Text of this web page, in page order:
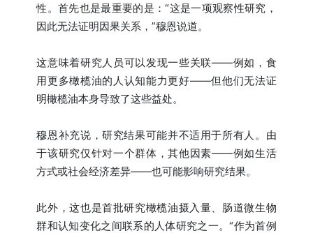
性。首先也是最重要的是：“这是一项观察性研究，
因此无法证明因果关系，”穆恩说道。
这意味着研究人员可以发现一些关联——例如，食
用更多橄榄油的人认知能力更好——但他们无法证
明橄榄油本身导致了这些益处。
穆恩补充说，研究结果可能并不适用于所有人。由
于该研究仅针对一个群体，其他因素——例如生活
方式或社会经济差异——也可能影响研究结果。
此外，这也是首批研究橄榄油摄入量、肠道微生物
群和认知变化之间联系的人体研究之一。“作为首例